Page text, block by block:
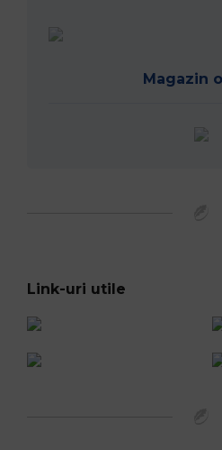
Magazin
Link-uri utile